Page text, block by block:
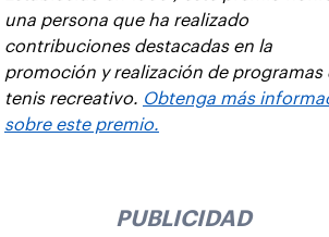
una persona que ha realizado
contribuciones destacadas en la
promoción y realización de programas
tenis recreativo. Obtenga más
sobre este premio.
PUBLICIDAD